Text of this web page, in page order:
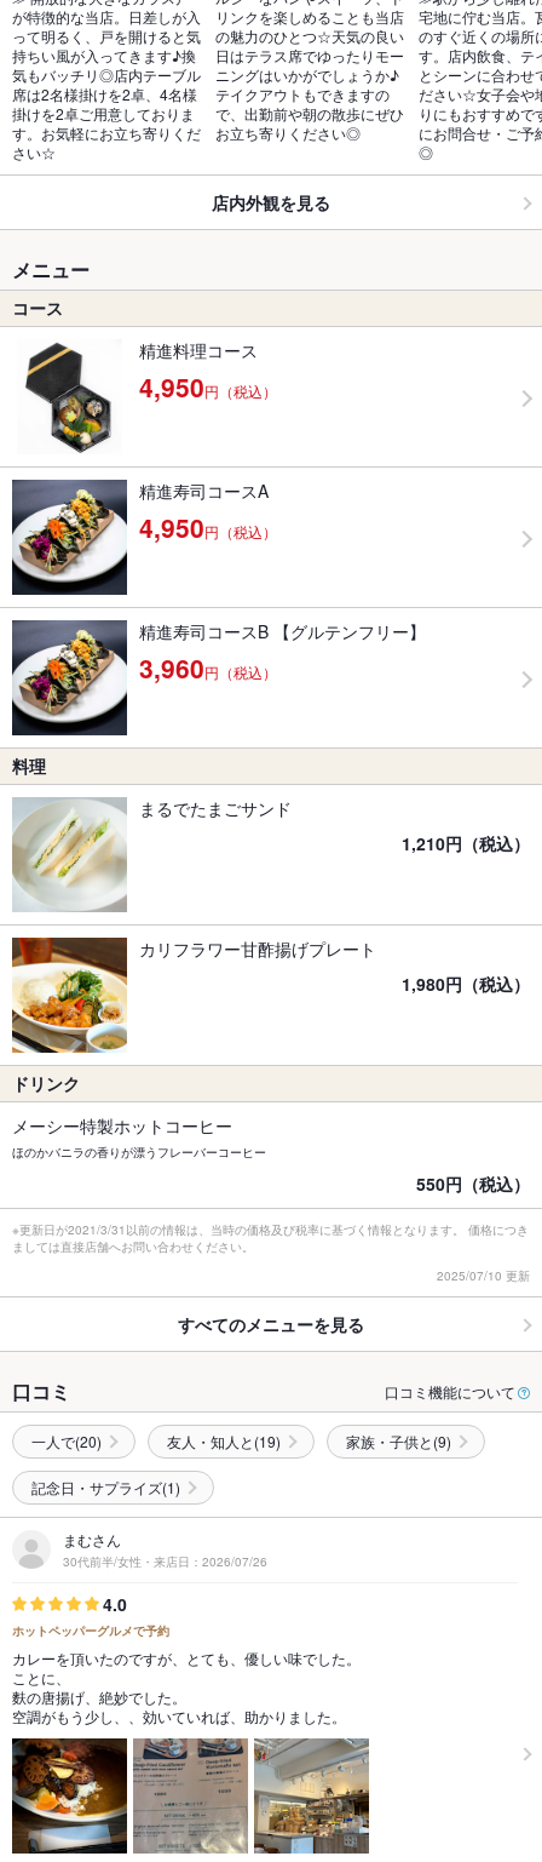
が特徴的な当店。日差しが入
って明るく、戸を開けると気
持ちい風が入ってきます♪換
気もバッチリ◎店内テーブル
席は2名様掛けを2卓、4名様
掛けを2卓ご用意しておりま
す。お気軽にお立ち寄りくだ
さい☆
リンクを楽しめることも当店
の魅力のひとつ☆天気の良い
日はテラス席でゆったりモー
ニングはいかがでしょうか♪
テイクアウトもできますの
で、出勤前や朝の散歩にぜひ
お立ち寄りください◎
宅地に佇む当店。
のすぐ近くの場所
す。店内飲食、テ
とシーンに合わせ
ださい☆女子会や
りにもおすすめで
にお問合せ・ご予
◎
店内外観を見る
メニュー
コース
精進料理コース
4,950円（税込）
精進寿司コースA
4,950円（税込）
精進寿司コースB 【グルテンフリー】
3,960円（税込）
料理
まるでたまごサンド
1,210円（税込）
カリフラワー甘酢揚げプレート
1,980円（税込）
ドリンク
メーシー特製ホットコーヒー
ほのかバニラの香りが漂うフレーバーコーヒー
550円（税込）
※更新日が2021/3/31以前の情報は、当時の価格及び税率に基づく情報となります。 価格につき
ましては直接店舗へお問い合わせください。
2025/07/10 更新
すべてのメニューを見る
口コミ 口コミ機能について
一人で(20) 友人・知人と(19) 家族・子供と(9)
記念日・サプライズ(1)
まむさん
30代前半/女性・来店日：2026/07/26
4.0
ホットペッパーグルメで予約
カレーを頂いたのですが、とても、優しい味でした。
ことに、
麩の唐揚げ、絶妙でした。
空調がもう少し、、効いていれば、助かりました。